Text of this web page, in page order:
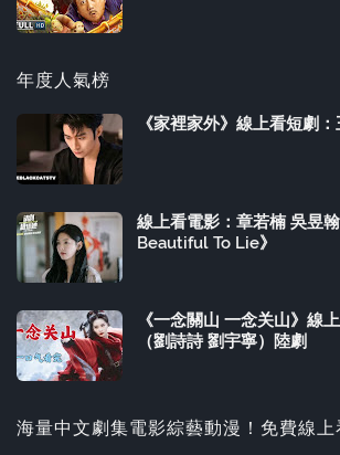
年度人氣榜
《家裡家外》線上看短劇
線上看電影：章若楠 吳昱
Beautiful To Lie》
《一念關山 一念关山》線
（劉詩詩 劉宇寧）陸劇
海量中文劇集電影綜藝動漫！免費線上